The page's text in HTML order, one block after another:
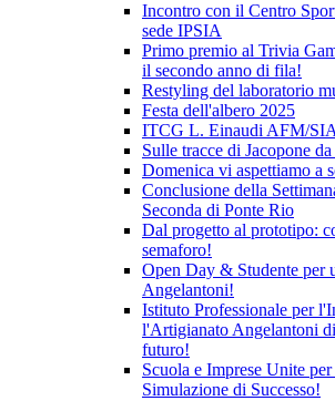
Incontro con il Centro
sede IPSIA
Primo premio al Trivia
il secondo anno di fila!
Restyling del laboratorio
Festa dell'albero 2025
ITCG L. Einaudi AFM/
Sulle tracce di Jacopone
Domenica vi aspettiamo a
Conclusione della
Seconda di Ponte Rio
Dal progetto al prototipo:
semaforo!
Open Day & Studente per
Angelantoni!
Istituto Professionale per
l'Artigianato Angelantoni
futuro!
Scuola e Imprese Unite
Simulazione di Successo!